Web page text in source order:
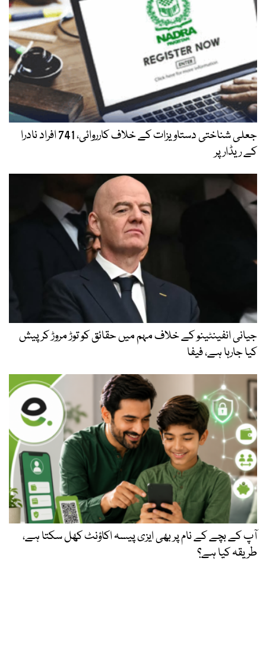
جعلی شناختی دستاویزات کے خلاف کارروائی، 741 افراد نادرا
کے ریڈار پر
جیانی انفینٹینو کے خلاف مہم میں حقائق کو توڑ مروڑ کر پیش
کیا جارہا ہے، فیفا
آپ کے بچے کے نام پر بھی ایزی پیسہ اکاؤنٹ کھل سکتا ہے،
طریقہ کیا ہے؟